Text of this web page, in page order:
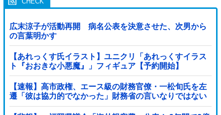
広末涼子が活動再開 病名公表を決意させた、次男から
の言葉明かす
【あれっくす氏イラスト】ユニクリ「あれっくすイラス
ト『おおきな小悪魔』」フィギュア【予約開始】
【速報】高市政権、エース級の財務官僚・一松旬氏を左
遷「彼は協力的でなかった」財務省の言いなりではない
ことが判明